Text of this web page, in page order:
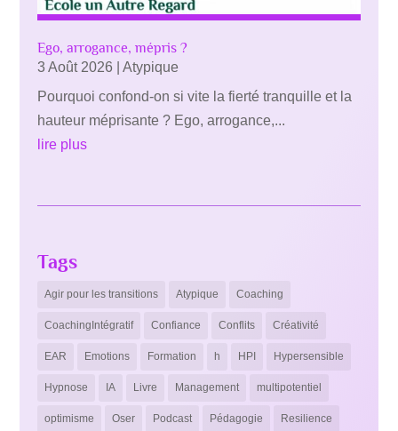
Ego, arrogance, mépris ?
3 Août 2026 |Atypique
Pourquoi confond-on si vite la fierté tranquille et la
hauteur méprisante ? Ego, arrogance,...
lire plus
Tags
Agir pour les transitions Atypique Coaching
CoachingIntégratif Confiance Conflits Créativité
EAR Emotions Formation h HPI Hypersensible
Hypnose IA Livre Management multipotentiel
optimisme Oser Podcast Pédagogie Resilience